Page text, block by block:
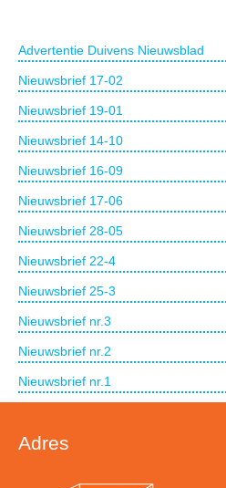
Advertentie Duivens Nieuwsblad
Nieuwsbrief 17-02
Nieuwsbrief 19-01
Nieuwsbrief 14-10
Nieuwsbrief 16-09
Nieuwsbrief 17-06
Nieuwsbrief 28-05
Nieuwsbrief 22-4
Nieuwsbrief 25-3
Nieuwsbrief nr.3
Nieuwsbrief nr.2
Nieuwsbrief nr.1
Adres